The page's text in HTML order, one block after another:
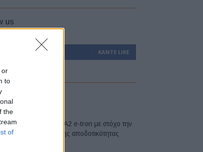
or
to
the
of
us
Υποστηρικτές ΚΆΝΤΕ LIKE
Νέο Audi A2 e-tron με στόχο την
κορυφή της αποδοτικότητας